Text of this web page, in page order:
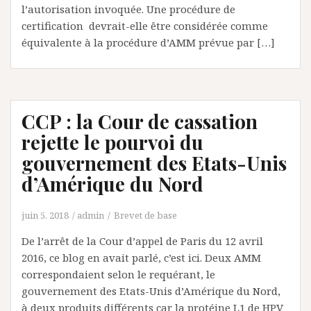
l’autorisation invoquée. Une procédure de
certification devrait-elle être considérée comme
équivalente à la procédure d’AMM prévue par […]
CCP : la Cour de cassation
rejette le pourvoi du
gouvernement des Etats-Unis
d’Amérique du Nord
juin 5, 2018 admin Brevet de base
De l’arrêt de la Cour d’appel de Paris du 12 avril
2016, ce blog en avait parlé, c’est ici. Deux AMM
correspondaient selon le requérant, le
gouvernement des Etats-Unis d’Amérique du Nord,
à deux produits différents car la protéine L1 de HPV